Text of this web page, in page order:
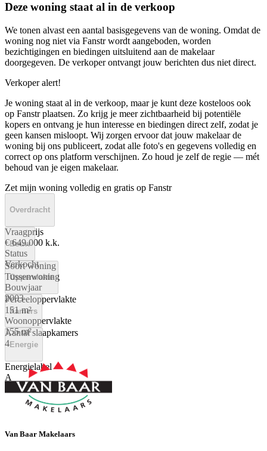
Deze woning staat al in de verkoop
We tonen alvast een aantal basisgegevens van de woning. Omdat de
woning nog niet via Fanstr wordt aangeboden, worden
bezichtigingen en biedingen uitsluitend aan de makelaar
doorgegeven. De verkoper ontvangt jouw berichten dus niet direct.
Verkoper alert!
Je woning staat al in de verkoop, maar je kunt deze kosteloos ook
op Fanstr plaatsen. Zo krijg je meer zichtbaarheid bij potentiële
kopers en ontvang je hun interesse en biedingen direct zelf, zodat je
geen kansen misloopt. Wij zorgen ervoor dat jouw makelaar de
woning bij ons publiceert, zodat alle foto's en gegevens volledig en
correct op ons platform verschijnen. Zo houd je zelf de regie — mét
behoud van je eigen makelaar.
Zet mijn woning volledig en gratis op Fanstr
Overdracht
Vraagprijs
€ 649.000 k.k.
Status
Verkocht
Bouw
Soort woning
Tussenwoning
Bouwjaar
2003
Oppervlakte
Perceeloppervlakte
151 m²
Woonoppervlakte
155 m²
Kamers
Aantal slaapkamers
4 Energie
Energielabel
A
Van Baar Makelaars